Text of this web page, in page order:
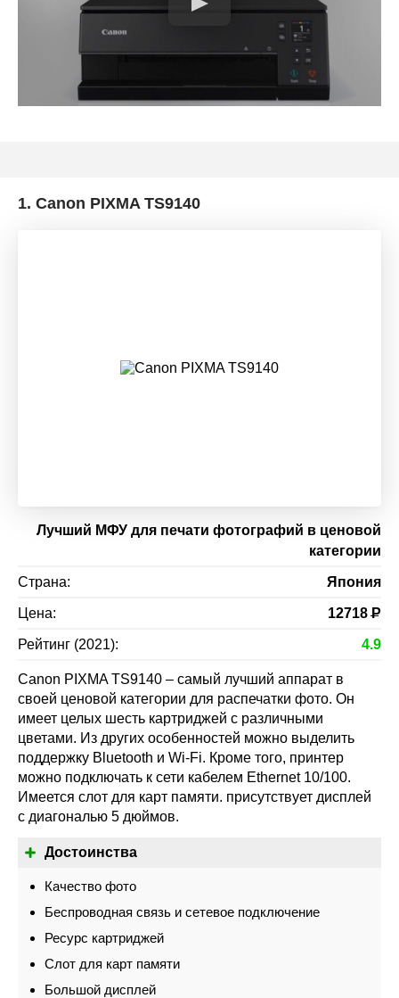
1. Canon PIXMA TS9140
Лучший МФУ для печати фотографий в ценовой
категории
Страна: Япония
Цена: 12718Р
Рейтинг (2021): 4.9
Canon PIXMA TS9140 – самый лучший аппарат в
своей ценовой категории для распечатки фото. Он
имеет целых шесть картриджей с различными
цветами. Из других особенностей можно выделить
поддержку Bluetooth и Wi-Fi. Кроме того, принтер
можно подключать к сети кабелем Ethernet 10/100.
Имеется слот для карт памяти. присутствует дисплей
с диагональю 5 дюймов.
Достоинства
Качество фото
Беспроводная связь и сетевое подключение
Ресурс картриджей
Слот для карт памяти
Большой дисплей